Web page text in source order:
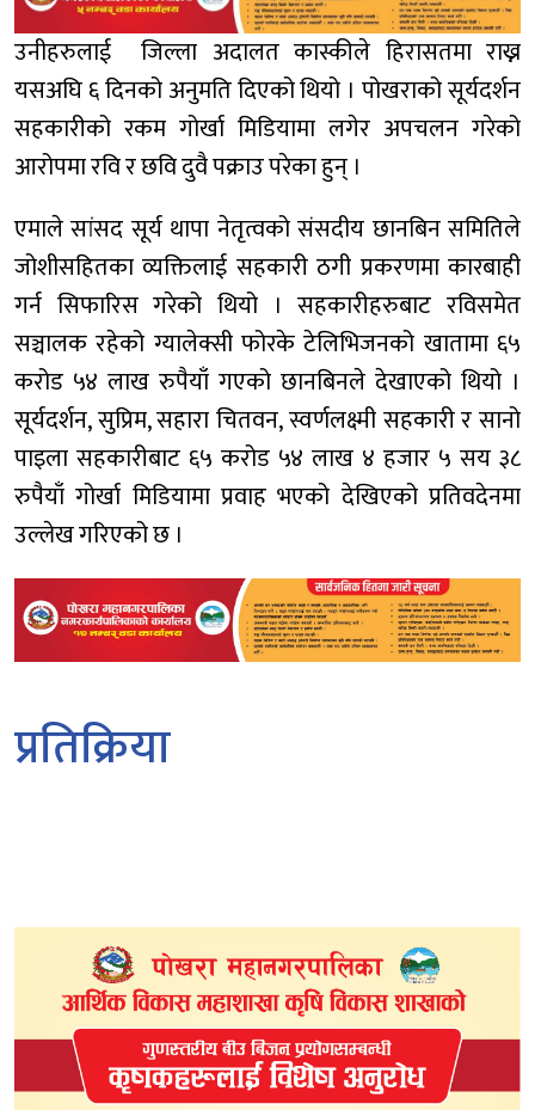
उनीहरुलाई जिल्ला अदालत कास्कीले हिरासतमा राख्न
यसअघि ६ दिनको अनुमति दिएको थियो । पोखराको सूर्यदर्शन
सहकारीको रकम गोर्खा मिडियामा लगेर अपचलन गरेको
आरोपमा रवि र छवि दुवै पक्राउ परेका हुन् ।
एमाले सांसद सूर्य थापा नेतृत्वको संसदीय छानबिन समितिले
जोशीसहितका व्यक्तिलाई सहकारी ठगी प्रकरणमा कारबाही
गर्न सिफारिस गरेको थियो । सहकारीहरुबाट रविसमेत
सञ्चालक रहेको ग्यालेक्सी फोरके टेलिभिजनको खातामा ६५
करोड ५४ लाख रुपैयाँ गएको छानबिनले देखाएको थियो ।
सूर्यदर्शन, सुप्रिम, सहारा चितवन, स्वर्णलक्ष्मी सहकारी र सानो
पाइला सहकारीबाट ६५ करोड ५४ लाख ४ हजार ५ सय ३८
रुपैयाँ गोर्खा मिडियामा प्रवाह भएको देखिएको प्रतिवदेनमा
उल्लेख गरिएको छ ।
प्रतिक्रिया